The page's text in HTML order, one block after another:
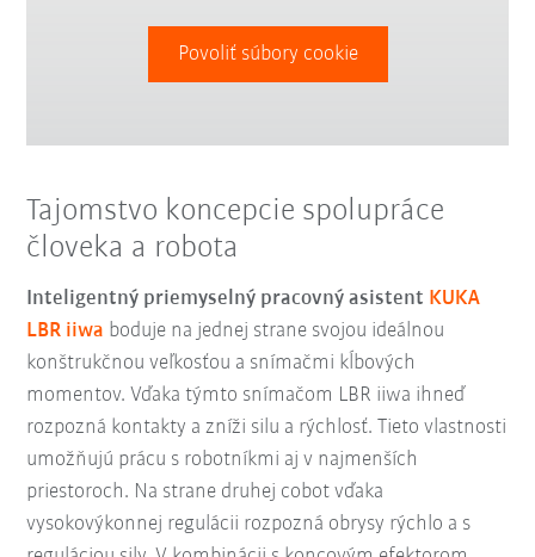
Povoliť súbory cookie
Tajomstvo koncepcie spolupráce
človeka a robota
Inteligentný priemyselný pracovný asistent KUKA
LBR iiwa boduje na jednej strane svojou ideálnou
konštrukčnou veľkosťou a snímačmi kĺbových
momentov. Vďaka týmto snímačom LBR iiwa ihneď
rozpozná kontakty a zníži silu a rýchlosť. Tieto vlastnosti
umožňujú prácu s robotníkmi aj v najmenších
priestoroch. Na strane druhej cobot vďaka
vysokovýkonnej regulácii rozpozná obrysy rýchlo a s